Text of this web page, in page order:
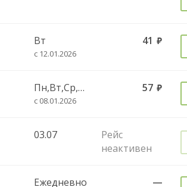
Вт
с 12.01.2026
41 руб.
Пн,Вт,Ср,Чт,Пт,Сб
с 08.01.2026
57 руб.
03.07
Рейс
неактивен
Ежедневно —